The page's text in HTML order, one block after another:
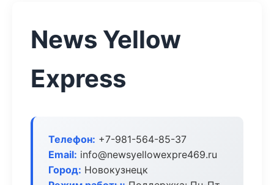
News Yellow
Express
Телефон: +7-981-564-85-37
Email: info@newsyellowexpre469.ru
Город: Новокузнецк